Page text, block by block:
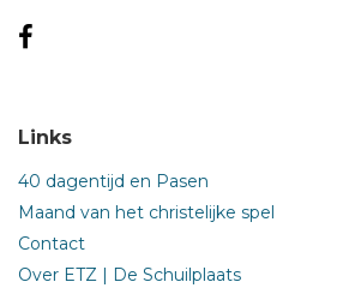
Links
40 dagentijd en Pasen
Maand van het christelijke spel
Contact
Over ETZ | De Schuilplaats